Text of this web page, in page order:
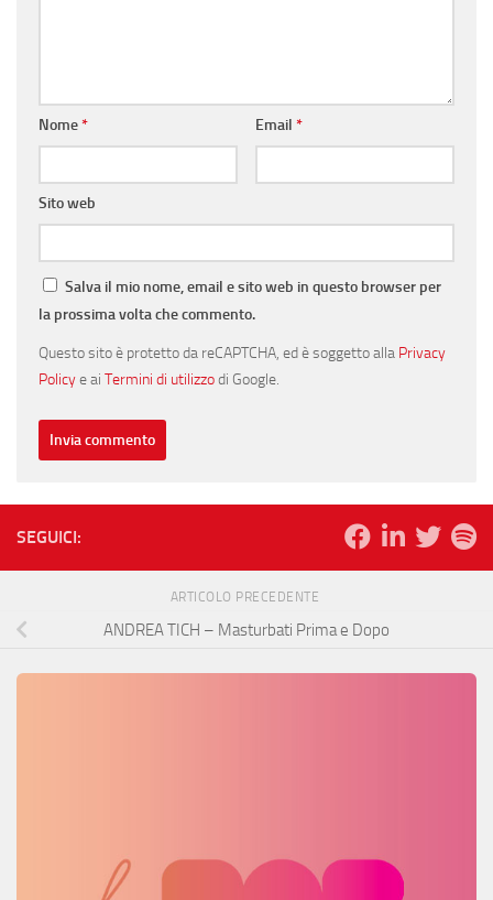
Nome* Email *
Sito web
Salva il mio nome, email e sito web in questo browser per
la prossima volta che commento.
Questo sito è protetto da reCAPTCHA, ed è soggetto alla Privacy
Policye ai Termini di utilizzodi Google.
SEGUICI:
ARTICOLO PRECEDENTE
ANDREA TICH – Masturbati Prima e Dopo